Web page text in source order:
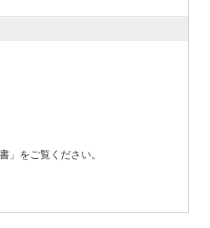
」をご覧ください。